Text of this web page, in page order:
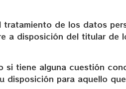
tratamiento de los datos
a disposición del titular de
tiene alguna cuestión
disposición para aquello